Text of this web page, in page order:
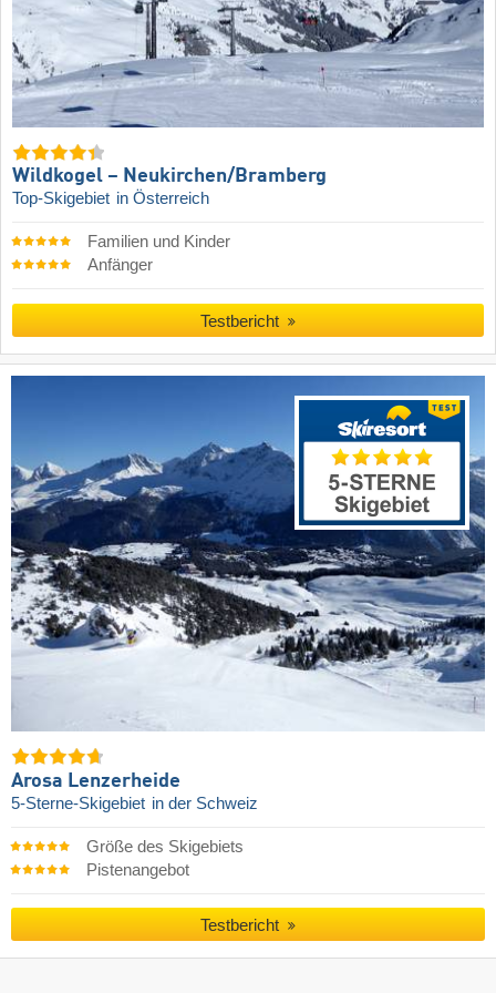
Wildkogel – Neukirchen/​Bramberg
Top-Skigebiet in Österreich
Familien und Kinder
Anfänger
Testbericht
Arosa Lenzerheide
5-Sterne-Skigebiet in der Schweiz
Größe des Skigebiets
Pistenangebot
Testbericht